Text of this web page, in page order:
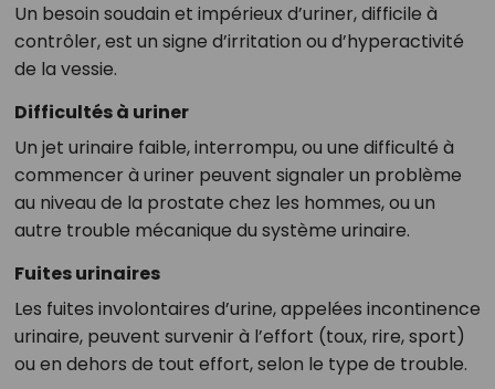
Un besoin soudain et impérieux d’uriner, difficile à
contrôler, est un signe d’irritation ou d’hyperactivité
de la vessie.
Difficultés à uriner
Un jet urinaire faible, interrompu, ou une difficulté à
commencer à uriner peuvent signaler un problème
au niveau de la prostate chez les hommes, ou un
autre trouble mécanique du système urinaire.
Fuites urinaires
Les fuites involontaires d’urine, appelées incontinence
urinaire, peuvent survenir à l’effort (toux, rire, sport)
ou en dehors de tout effort, selon le type de trouble.